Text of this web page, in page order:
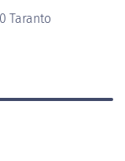
Taranto